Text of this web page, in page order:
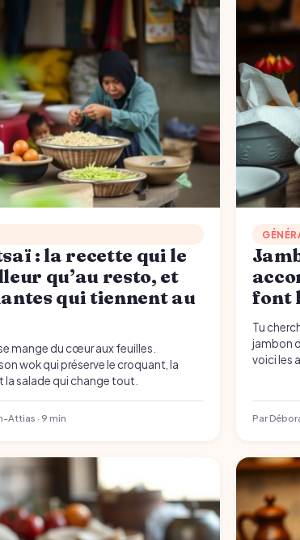
: la recette qui le
qu’au resto, et
qui tiennent au
mange du cœur aux feuilles.
wok qui préserve le croquant, la
la salade qui change tout.
Attias · 9 min
font
Tu
jambon
voici les
Par